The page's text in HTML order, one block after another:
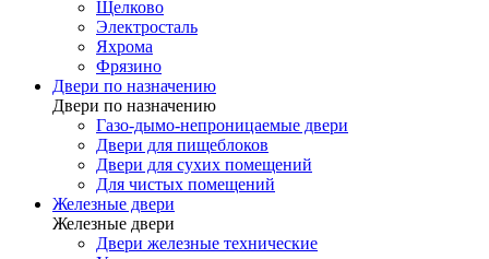
Щелково
Электросталь
Яхрома
Фрязино
Двери по назначению
Двери по назначению
Газо-дымо-непроницаемые двери
Двери для пищеблоков
Двери для сухих помещений
Для чистых помещений
Железные двери
Железные двери
Двери железные технические